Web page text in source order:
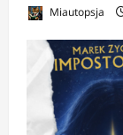
Miautopsja